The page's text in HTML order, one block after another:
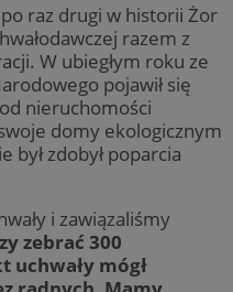
raz drugi w historii Żor
razem z
W ubiegłym roku ze
pojawił się
nieruchomości
domy ekologicznym
był zdobył poparcia
i zawiązaliśmy
zebrać 300
uchwały mógł